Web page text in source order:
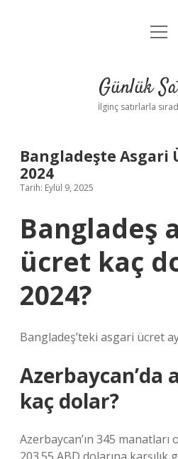
Anasayfa
Yasal
Günlük
İlginç satırlarla
Bangladeşte Asgari
2024
Tarih: Eylül 9, 2025
Bangladeş
ücret kaç
2024?
Bangladeş’teki asgari ücret
Azerbaycan’da
kaç dolar?
Azerbaycan’ın 345